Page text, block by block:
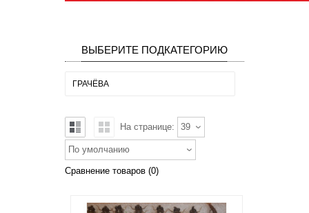
ВЫБЕРИТЕ ПОДКАТЕГОРИЮ
ГРАЧЁВА
На странице: 39
По умолчанию
Сравнение товаров (0)